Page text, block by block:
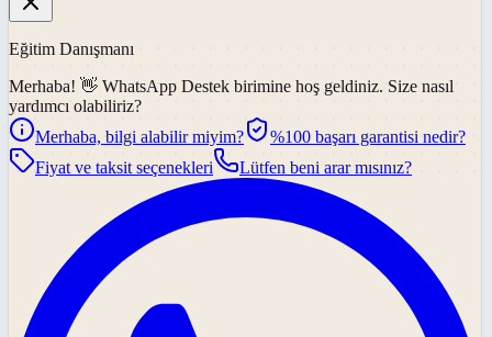
Eğitim Danışmanı
Merhaba! 👋 WhatsApp Destek birimine hoş geldiniz. Size nasıl
yardımcı olabiliriz?
Merhaba, bilgi alabilir miyim?
%100 başarı garantisi nedir?
Fiyat ve taksit seçenekleri
Lütfen beni arar mısınız?